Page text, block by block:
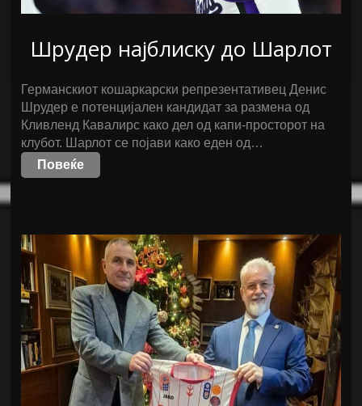
Шрудер најблиску до Шарлот
Германскиот кошаркарски репрезентативец Денис
Шрудер е потенцијален кандидат за размена од
Кливленд Кавалирс како дел од капи-просторот на
клубот. Шарлот се појави како еден од…
Повеќе